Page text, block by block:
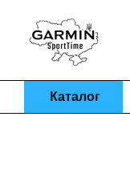
Каталог